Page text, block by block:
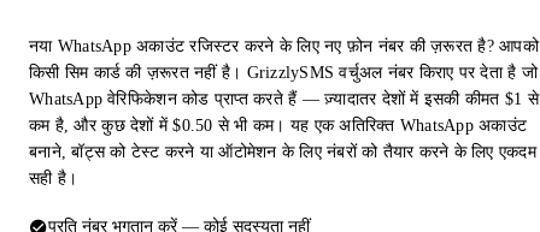
नया WhatsApp अकाउंट रजिस्टर करने के लिए नए फ़ोन नंबर की ज़रूरत है? आपको
किसी सिम कार्ड की ज़रूरत नहीं है। GrizzlySMS वर्चुअल नंबर किराए पर देता है जो
WhatsApp वेरिफिकेशन कोड प्राप्त करते हैं — ज़्यादातर देशों में इसकी कीमत $1 से
कम है, और कुछ देशों में $0.50 से भी कम। यह एक अतिरिक्त WhatsApp अकाउंट
बनाने, बॉट्स को टेस्ट करने या ऑटोमेशन के लिए नंबरों को तैयार करने के लिए एकदम
सही है।
प्रति नंबर भुगतान करें — कोई सदस्यता नहीं